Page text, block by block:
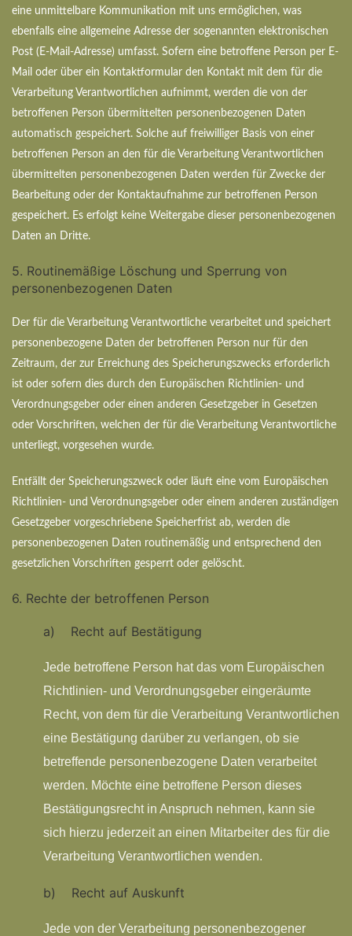
eine unmittelbare Kommunikation mit uns ermöglichen, was
ebenfalls eine allgemeine Adresse der sogenannten elektronischen
Post (E-Mail-Adresse) umfasst. Sofern eine betroffene Person per E-
Mail oder über ein Kontaktformular den Kontakt mit dem für die
Verarbeitung Verantwortlichen aufnimmt, werden die von der
betroffenen Person übermittelten personenbezogenen Daten
automatisch gespeichert. Solche auf freiwilliger Basis von einer
betroffenen Person an den für die Verarbeitung Verantwortlichen
übermittelten personenbezogenen Daten werden für Zwecke der
Bearbeitung oder der Kontaktaufnahme zur betroffenen Person
gespeichert. Es erfolgt keine Weitergabe dieser personenbezogenen
Daten an Dritte.
5. Routinemäßige Löschung und Sperrung von
personenbezogenen Daten
Der für die Verarbeitung Verantwortliche verarbeitet und speichert
personenbezogene Daten der betroffenen Person nur für den
Zeitraum, der zur Erreichung des Speicherungszwecks erforderlich
ist oder sofern dies durch den Europäischen Richtlinien- und
Verordnungsgeber oder einen anderen Gesetzgeber in Gesetzen
oder Vorschriften, welchen der für die Verarbeitung Verantwortliche
unterliegt, vorgesehen wurde.
Entfällt der Speicherungszweck oder läuft eine vom Europäischen
Richtlinien- und Verordnungsgeber oder einem anderen zuständigen
Gesetzgeber vorgeschriebene Speicherfrist ab, werden die
personenbezogenen Daten routinemäßig und entsprechend den
gesetzlichen Vorschriften gesperrt oder gelöscht.
6. Rechte der betroffenen Person
a) Recht auf Bestätigung
Jede betroffene Person hat das vom Europäischen
Richtlinien- und Verordnungsgeber eingeräumte
Recht, von dem für die Verarbeitung Verantwortlichen
eine Bestätigung darüber zu verlangen, ob sie
betreffende personenbezogene Daten verarbeitet
werden. Möchte eine betroffene Person dieses
Bestätigungsrecht in Anspruch nehmen, kann sie
sich hierzu jederzeit an einen Mitarbeiter des für die
Verarbeitung Verantwortlichen wenden.
b) Recht auf Auskunft
Jede von der Verarbeitung personenbezogener